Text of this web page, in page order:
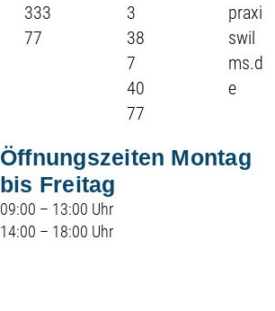
333
77
3
38
7
40
77
praxi
swil
ms.d
e
Öffnungszeiten Montag
bis Freitag
09:00 – 13:00 Uhr
14:00 – 18:00 Uhr